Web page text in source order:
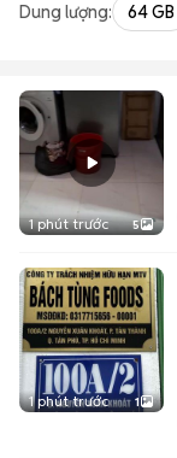
Dung lượng: 64 GB
1 phút trước 5
1 phút trước 1